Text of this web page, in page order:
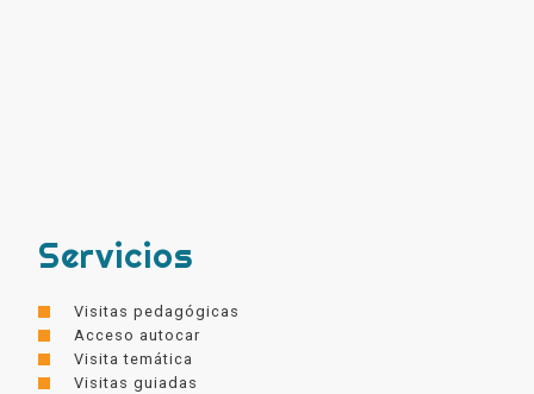
Servicios
Visitas pedagógicas
Acceso autocar
Visita temática
Visitas guiadas